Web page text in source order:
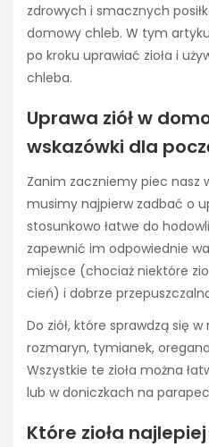
zdrowych i smacznych
domowy chleb. W tym
po kroku uprawiać zioła i
chleba.
Uprawa ziół w
wskazówki dla
Zanim zaczniemy piec nasz
musimy najpierw zadbać o
stosunkowo łatwe do
zapewnić im odpowiednie
miejsce (chociaż niektóre
cień) i dobrze
Do ziół, które sprawdzą się
rozmaryn, tymianek,
Wszystkie te zioła można
lub w doniczkach na
Które zioła